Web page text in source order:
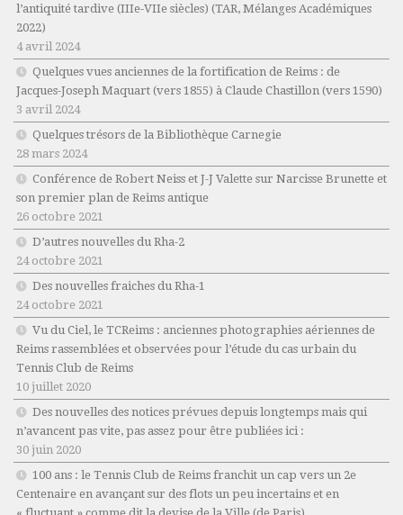
l’antiquité tardive (IIIe-VIIe siècles) (TAR, Mélanges Académiques
2022)
4 avril 2024
Quelques vues anciennes de la fortification de Reims : de
Jacques-Joseph Maquart (vers 1855) à Claude Chastillon (vers 1590)
3 avril 2024
Quelques trésors de la Bibliothèque Carnegie
28 mars 2024
Conférence de Robert Neiss et J-J Valette sur Narcisse Brunette et
son premier plan de Reims antique
26 octobre 2021
D’autres nouvelles du Rha-2
24 octobre 2021
Des nouvelles fraiches du Rha-1
24 octobre 2021
Vu du Ciel, le TCReims : anciennes photographies aériennes de
Reims rassemblées et observées pour l’étude du cas urbain du
Tennis Club de Reims
10 juillet 2020
Des nouvelles des notices prévues depuis longtemps mais qui
n’avancent pas vite, pas assez pour être publiées ici :
30 juin 2020
100 ans : le Tennis Club de Reims franchit un cap vers un 2e
Centenaire en avançant sur des flots un peu incertains et en